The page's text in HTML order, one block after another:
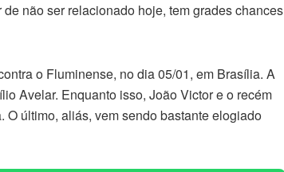
não ser relacionado hoje, tem grades chances
o Fluminense, no dia 05/01, em Brasília. A
Avelar. Enquanto isso, João Victor e o recém
último, aliás, vem sendo bastante elogiado